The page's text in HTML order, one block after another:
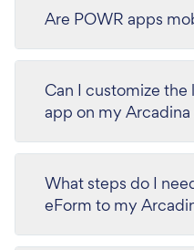
Are POWR apps
Can I customize
app on my Arcadina
What steps do I
eForm to my